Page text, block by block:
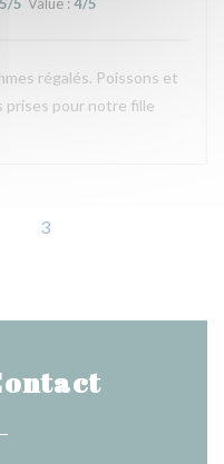
régalés. Poissons et
prises pour notre fille
3